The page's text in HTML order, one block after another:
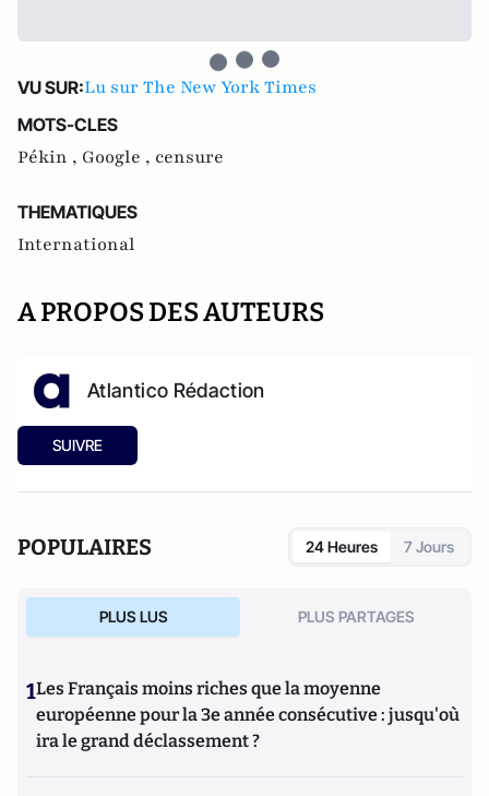
VU SUR:Lu sur The New York Times
MOTS-CLES
Pékin , Google , censure
THEMATIQUES
International
A PROPOS DES AUTEURS
Atlantico Rédaction
SUIVRE
POPULAIRES 24 Heures 7 Jours
PLUS LUS PLUS PARTAGES
1Les Français moins riches que la moyenne
européenne pour la 3e année consécutive : jusqu'où
ira le grand déclassement ?